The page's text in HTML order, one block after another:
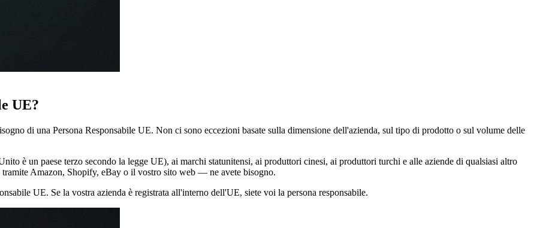
UE?
di una Persona Responsabile UE. Non ci sono eccezioni basate sulla dimensione dell'azienda, sul tipo di prodotto o sul volume delle
è un paese terzo secondo la legge UE), ai marchi statunitensi, ai produttori cinesi, ai produttori turchi e alle aziende di qualsiasi altro
Amazon, Shopify, eBay o il vostro sito web — ne avete bisogno.
UE. Se la vostra azienda è registrata all'interno dell'UE, siete voi la persona responsabile.